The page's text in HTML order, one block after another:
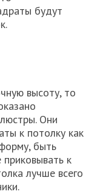
будут
высоту, то
Они
к потолку как
быть
к
лучше всего